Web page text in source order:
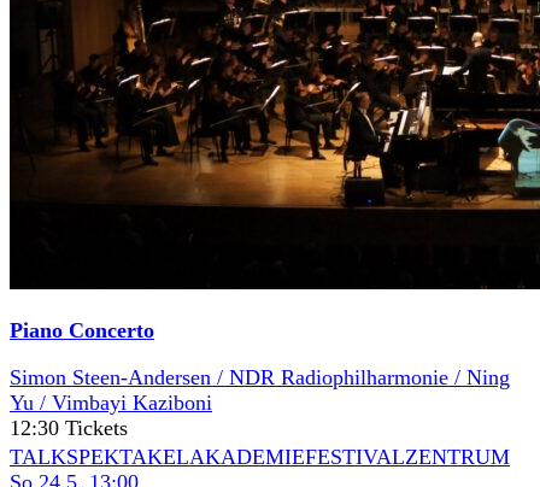
Piano Concerto
Simon Steen-Andersen / NDR Radiophilharmonie / Ning
Yu / Vimbayi Kaziboni
12:30 Tickets
TALKSPEKTAKELAKADEMIEFESTIVALZENTRUM
So 24.5. 13:00